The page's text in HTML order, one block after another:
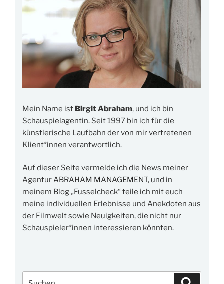
Mein Name ist Birgit Abraham, und ich bin
Schauspielagentin. Seit 1997 bin ich für die
künstlerische Laufbahn der von mir vertretenen
Klient*innen verantwortlich.
Auf dieser Seite vermelde ich die News meiner
AgenturABRAHAM MANAGEMENT, und in
meinem Blog „Fusselcheck“ teile ich mit euch
meine individuellen Erlebnisse und Anekdoten aus
der Filmwelt sowie Neuigkeiten, die nicht nur
Schauspieler*innen interessieren könnten.